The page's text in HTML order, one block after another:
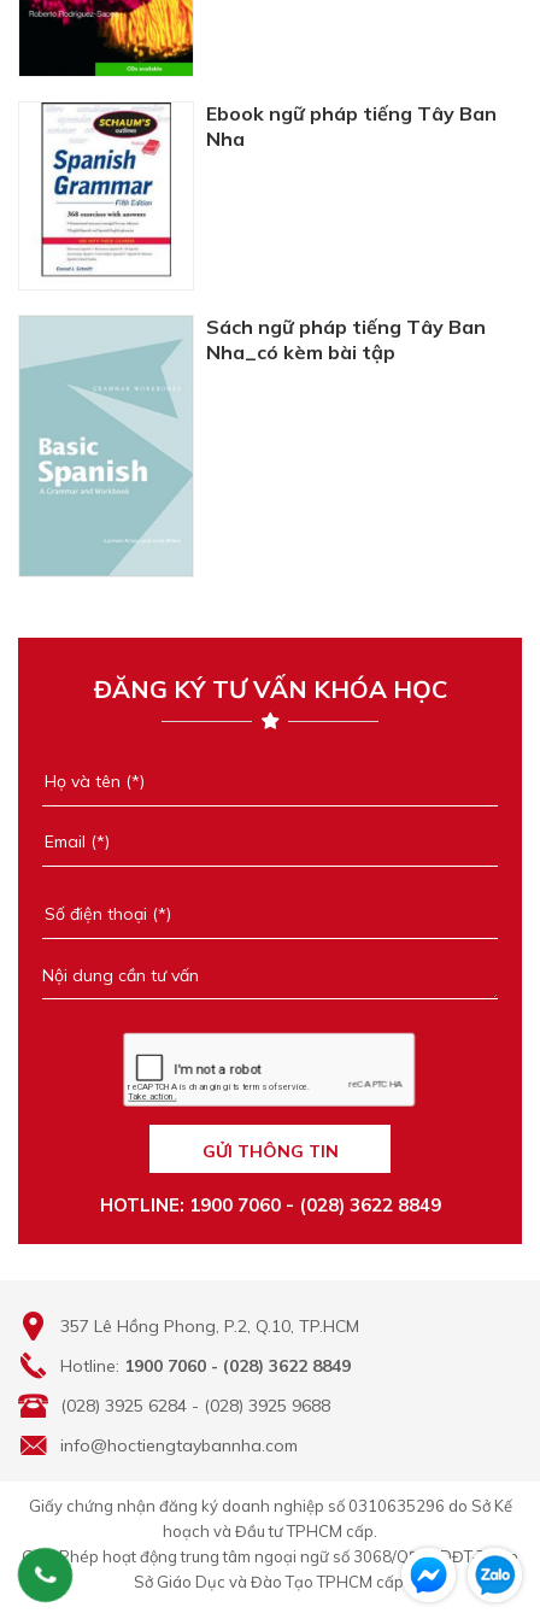
Ebook ngữ pháp tiếng Tây Ban
Nha
Sách ngữ pháp tiếng Tây Ban
Nha_có kèm bài tập
ĐĂNG KÝ TƯ VẤN KHÓA HỌC
GỬI THÔNG TIN
HOTLINE: 1900 7060 - (028) 3622 8849
357 Lê Hồng Phong, P.2, Q.10, TP.HCM
Hotline: 1900 7060 - (028) 3622 8849
(028) 3925 6284 - (028) 3925 9688
info@hoctiengtaybannha.com
Giấy chứng nhận đăng ký doanh nghiệp số 0310635296 do Sở Kế
hoạch và Đầu tư TPHCM cấp.
Giấy Phép hoạt động trung tâm ngoại ngữ số 3068/QĐ-GDĐT-TC do
Sở Giáo Dục và Đào Tạo TPHCM cấp.